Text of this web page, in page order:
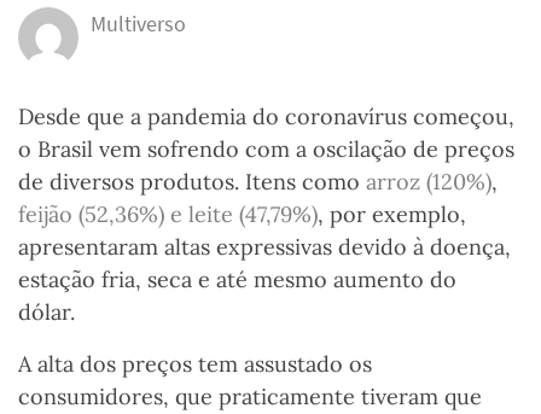
Multiverso
Desde que a pandemia do coronavírus começou,
o Brasil vem sofrendo com a oscilação de preços
de diversos produtos. Itens como arroz (120%),
feijão (52,36%) e leite (47,79%), por exemplo,
apresentaram altas expressivas devido à doença,
estação fria, seca e até mesmo aumento do
dólar.
A alta dos preços tem assustado os
consumidores, que praticamente tiveram que